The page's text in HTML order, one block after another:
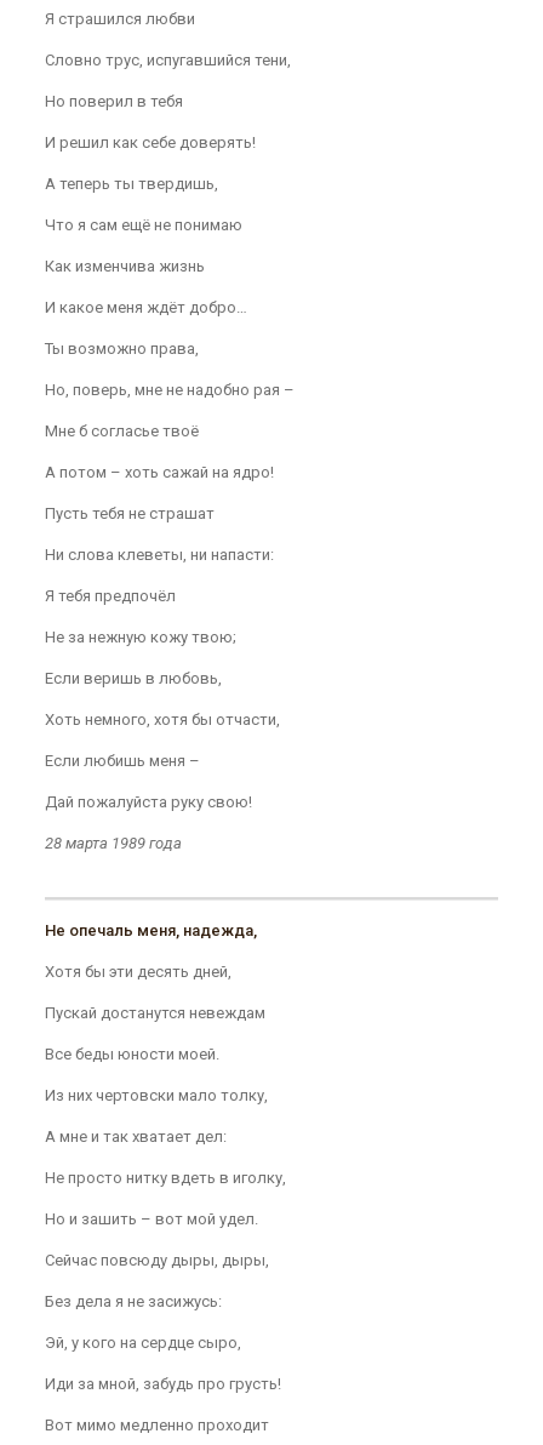
Я страшился любви
Словно трус, испугавшийся тени,
Но поверил в тебя
И решил как себе доверять!
А теперь ты твердишь,
Что я сам ещё не понимаю
Как изменчива жизнь
И какое меня ждёт добро…
Ты возможно права,
Но, поверь, мне не надобно рая –
Мне б согласье твоё
А потом – хоть сажай на ядро!
Пусть тебя не страшат
Ни слова клеветы, ни напасти:
Я тебя предпочёл
Не за нежную кожу твою;
Если веришь в любовь,
Хоть немного, хотя бы отчасти,
Если любишь меня –
Дай пожалуйста руку свою!
28 марта 1989 года
Не опечаль меня, надежда,
Хотя бы эти десять дней,
Пускай достанутся невеждам
Все беды юности моей.
Из них чертовски мало толку,
А мне и так хватает дел:
Не просто нитку вдеть в иголку,
Но и зашить – вот мой удел.
Сейчас повсюду дыры, дыры,
Без дела я не засижусь:
Эй, у кого на сердце сыро,
Иди за мной, забудь про грусть!
Вот мимо медленно проходит